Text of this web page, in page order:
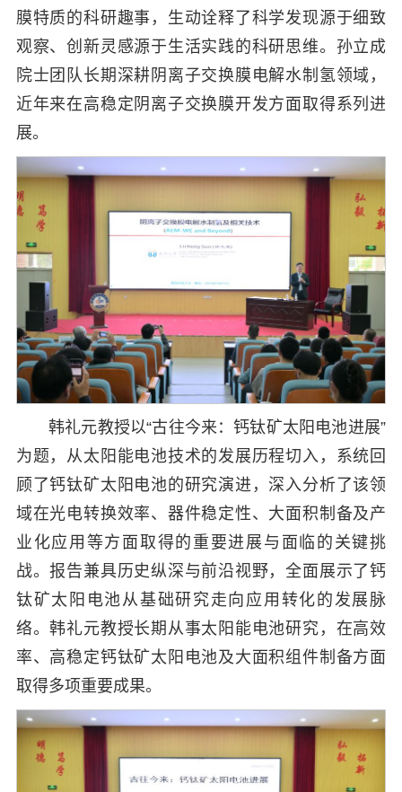
膜特质的科研趣事，生动诠释了科学发现源于细致
观察、创新灵感源于生活实践的科研思维。孙立成
院士团队长期深耕阴离子交换膜电解水制氢领域，
近年来在高稳定阴离子交换膜开发方面取得系列进
展。
韩礼元教授以“古往今来：钙钛矿太阳电池进展”
为题，从太阳能电池技术的发展历程切入，系统回
顾了钙钛矿太阳电池的研究演进，深入分析了该领
域在光电转换效率、器件稳定性、大面积制备及产
业化应用等方面取得的重要进展与面临的关键挑
战。报告兼具历史纵深与前沿视野，全面展示了钙
钛矿太阳电池从基础研究走向应用转化的发展脉
络。韩礼元教授长期从事太阳能电池研究，在高效
率、高稳定钙钛矿太阳电池及大面积组件制备方面
取得多项重要成果。